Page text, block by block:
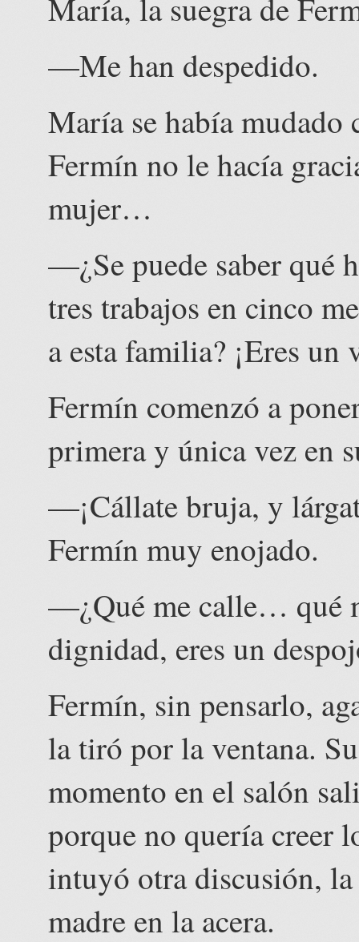
María, la suegra de
—Me han despedido.
María se había mudado
Fermín no le hacía
mujer…
—¿Se puede saber qué
tres trabajos en cinco
a esta familia? ¡Eres
Fermín comenzó a
primera y única vez en
—¡Cállate bruja, y
Fermín muy enojado.
—¿Qué me calle… qué
dignidad, eres un
Fermín, sin pensarlo,
la tiró por la ventana.
momento en el salón
porque no quería creer
intuyó otra discusión,
madre en la acera.